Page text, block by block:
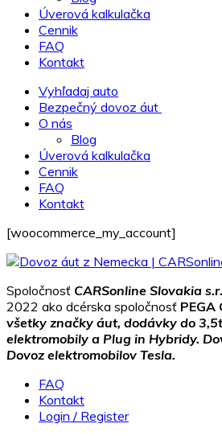
Úverová kalkulačka
Cennik
FAQ
Kontakt
Vyhľadaj auto
Bezpečný dovoz áut
O nás
Blog
Úverová kalkulačka
Cennik
FAQ
Kontakt
[woocommerce_my_account]
Spoločnosť CARSonline Slovakia
2022 ako dcérska spoločnosť PEGA
všetky značky áut, dodávky do
elektromobily a Plug in Hybridy.
Dovoz elektromobilov Tesla.
FAQ
Kontakt
Login / Register